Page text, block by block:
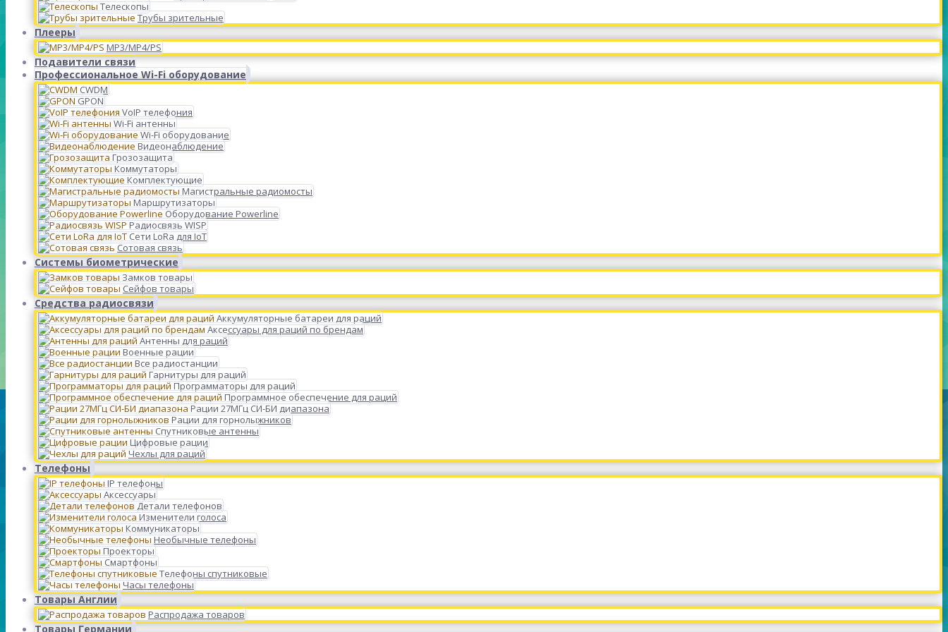
Телескопы
Трубы зрительные
Плееры
MP3/MP4/PS
Подавители связи
Профессиональное Wi-Fi оборудование
CWDM
GPON
VoIP телефония
Wi-Fi антенны
Wi-Fi оборудование
Видеонаблюдение
Грозозащита
Коммутаторы
Комплектующие
Магистральные радиомосты
Маршрутизаторы
Оборудование Powerline
Радиосвязь WISP
Сети LoRa для IoT
Сотовая связь
Системы биометрические
Замков товары
Сейфов товары
Средства радиосвязи
Аккумуляторные батареи для раций
Аксессуары для раций по брендам
Антенны для раций
Военные рации
Все радиостанции
Гарнитуры для раций
Программаторы для раций
Программное обеспечение для раций
Рации 27МГц СИ-БИ диапазона
Рации для горнолыжников
Спутниковые антенны
Цифровые рации
Чехлы для раций
Телефоны
IP телефоны
Аксессуары
Детали телефонов
Изменители голоса
Коммуникаторы
Необычные телефоны
Проекторы
Смартфоны
Телефоны спутниковые
Часы телефоны
Товары Англии
Распродажа товаров
Товары Германии